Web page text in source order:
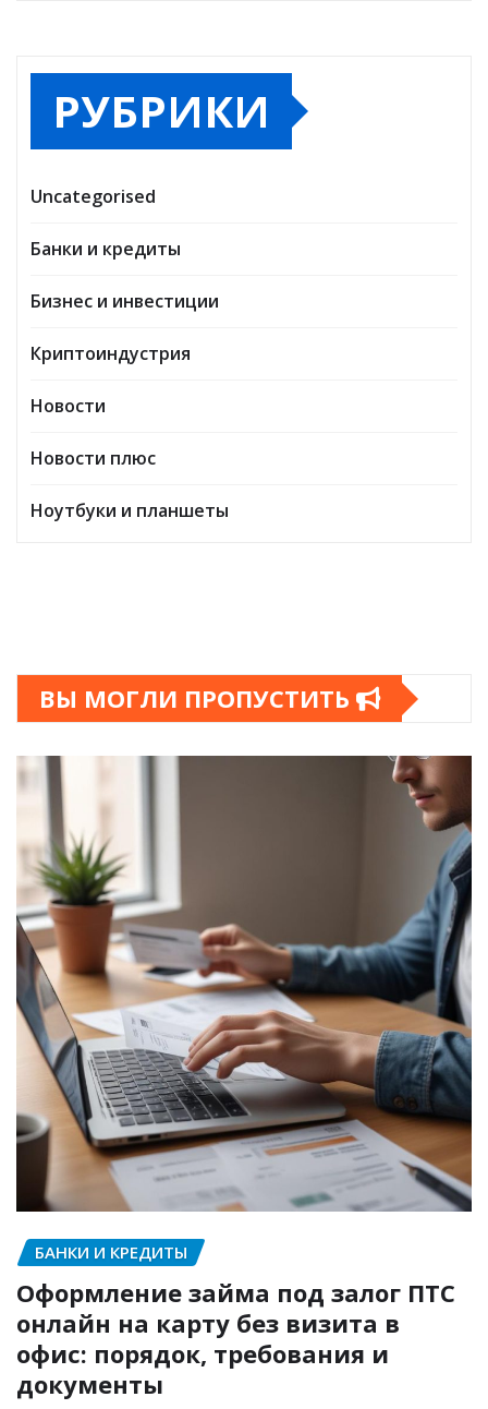
РУБРИКИ
Uncategorised
Банки и кредиты
Бизнес и инвестиции
Криптоиндустрия
Новости
Новости плюс
Ноутбуки и планшеты
ВЫ МОГЛИ ПРОПУСТИТЬ
БАНКИ И КРЕДИТЫ
Оформление займа под залог ПТС
онлайн на карту без визита в
офис: порядок, требования и
документы